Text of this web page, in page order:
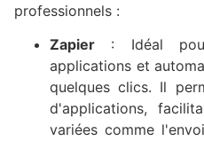
professionnels :
Zapier : Idéal
applications et
quelques clics. Il
d'applications,
variées comme